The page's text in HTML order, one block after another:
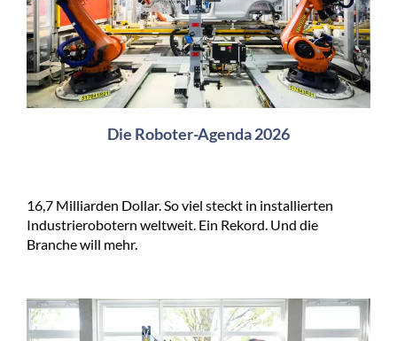
Die Roboter-Agenda 2026
16,7 Milliarden Dollar. So viel steckt in installierten
Industrierobotern weltweit. Ein Rekord. Und die
Branche will mehr.